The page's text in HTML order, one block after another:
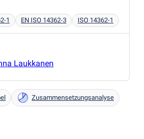
1 EN ISO 14362-3 ISO 14362-1
Laukkanen
Zusammensetzungsanalyse